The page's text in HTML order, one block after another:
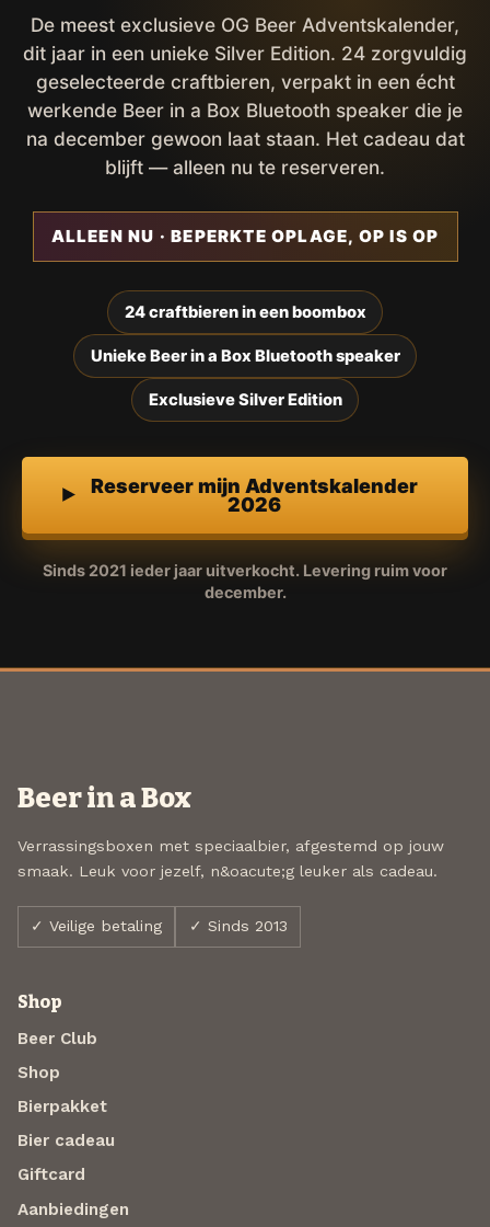
De meest exclusieve OG Beer Adventskalender,
dit jaar in een unieke Silver Edition. 24 zorgvuldig
geselecteerde craftbieren, verpakt in een écht
werkende Beer in a Box Bluetooth speaker die je
na december gewoon laat staan. Het cadeau dat
blijft — alleen nu te reserveren.
ALLEEN NU · BEPERKTE OPLAGE, OP IS OP
24 craftbieren in een boombox
Unieke Beer in a Box Bluetooth speaker
Exclusieve Silver Edition
Reserveer mijn Adventskalender
2026
Sinds 2021 ieder jaar uitverkocht. Levering ruim voor
december.
Beer in a Box
Verrassingsboxen met speciaalbier, afgestemd op jouw
smaak. Leuk voor jezelf, n&oacute;g leuker als cadeau.
✓ Veilige betaling ✓ Sinds 2013
Shop
Beer Club
Shop
Bierpakket
Bier cadeau
Giftcard
Aanbiedingen